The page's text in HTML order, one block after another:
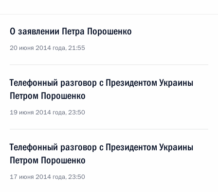
О заявлении Петра Порошенко
20 июня 2014 года, 21:55
Телефонный разговор с Президентом Украины
Петром Порошенко
19 июня 2014 года, 23:50
Телефонный разговор с Президентом Украины
Петром Порошенко
17 июня 2014 года, 23:50